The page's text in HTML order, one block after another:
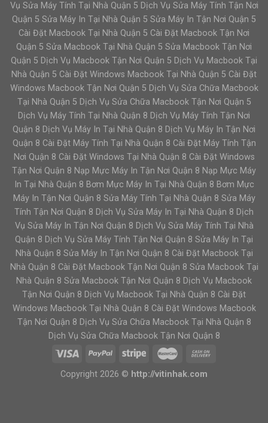
Vụ Sửa Máy Tính Tại Nhà Quận 5 Dịch Vụ Sửa Máy Tính Tận Nơi
Quận 5 Sửa Máy In Tại Nhà Quận 5 Sửa Máy In Tận Nơi Quận 5
Cài Đặt Macbook Tại Nhà Quận 5 Cài Đặt Macbook Tận Nơi
Quận 5 Sửa Macbook Tại Nhà Quận 5 Sửa Macbook Tận Nơi
Quận 5 Dịch Vụ Macbook Tận Nơi Quận 5 Dịch Vụ Macbook Tại
Nhà Quận 5 Cài Đặt Windows Macbook Tại Nhà Quận 5 Cài Đặt
Windows Macbook Tận Nơi Quận 5 Dịch Vụ Sửa Chữa Macbook
Tại Nhà Quận 5 Dịch Vụ Sửa Chữa Macbook Tận Nơi Quận 5
Dịch Vụ Máy Tính Tại Nhà Quận 8 Dịch Vụ Máy Tính Tận Nơi
Quận 8 Dịch Vụ Máy In Tại Nhà Quận 8 Dịch Vụ Máy In Tận Nơi
Quận 8 Cài Đặt Máy Tính Tại Nhà Quận 8 Cài Đặt Máy Tính Tận
Nơi Quận 8 Cài Đặt Windows Tại Nhà Quận 8 Cài Đặt Windows
Tận Nơi Quận 8 Nạp Mực Máy In Tận Nơi Quận 8 Nạp Mực Máy
In Tại Nhà Quận 8 Bơm Mực Máy In Tại Nhà Quận 8 Bơm Mực
Máy In Tận Nơi Quận 8 Sửa Máy Tính Tại Nhà Quận 8 Sửa Máy
Tính Tận Nơi Quận 8 Dịch Vụ Sửa Máy In Tại Nhà Quận 8 Dịch
Vụ Sửa Máy In Tận Nơi Quận 8 Dịch Vụ Sửa Máy Tính Tại Nhà
Quận 8 Dịch Vụ Sửa Máy Tính Tận Nơi Quận 8 Sửa Máy In Tại
Nhà Quận 8 Sửa Máy In Tận Nơi Quận 8 Cài Đặt Macbook Tại
Nhà Quận 8 Cài Đặt Macbook Tận Nơi Quận 8 Sửa Macbook Tại
Nhà Quận 8 Sửa Macbook Tận Nơi Quận 8 Dịch Vụ Macbook
Tận Nơi Quận 8 Dịch Vụ Macbook Tại Nhà Quận 8 Cài Đặt
Windows Macbook Tại Nhà Quận 8 Cài Đặt Windows Macbook
Tận Nơi Quận 8 Dịch Vụ Sửa Chữa Macbook Tại Nhà Quận 8
Dịch Vụ Sửa Chữa Macbook Tận Nơi Quận 8
Copyright 2026 © http://vitinhak.com